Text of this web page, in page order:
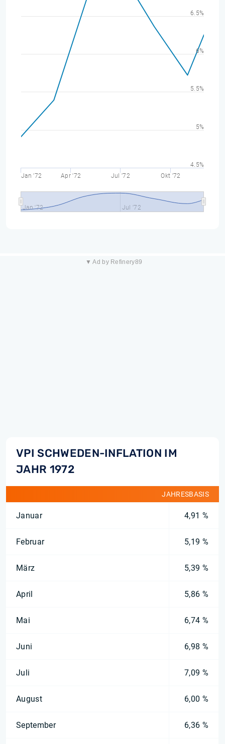
Jan '72 Apr '72 Jul '72 Okt '72
Jan '72 Jul '72
5%
5.5%
6%
6.5%
4.5%
▼ Ad by Refinery89
VPI SCHWEDEN-INFLATION IM
JAHR 1972
JAHRESBASIS
Januar 4,91 %
Februar 5,19 %
März 5,39 %
April 5,86 %
Mai 6,74 %
Juni 6,98 %
Juli 7,09 %
August 6,00 %
September 6,36 %